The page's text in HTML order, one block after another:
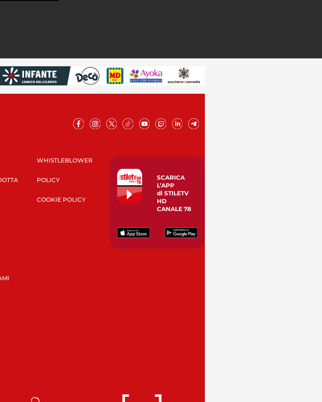
WHISTLEBLOWER
POLICY
COOKIE POLICY
SCARICA
L’APP
di STILETV
HD
CANALE 78